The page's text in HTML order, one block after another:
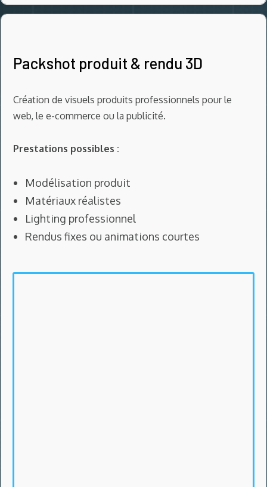
Packshot produit & rendu 3D
Création de visuels produits professionnels pour le
web, le e-commerce ou la publicité.
Prestations possibles :
Modélisation produit
Matériaux réalistes
Lighting professionnel
Rendus fixes ou animations courtes